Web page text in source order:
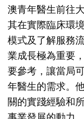
澳青年醫生前往
其在實際臨床環
模式及了解服務
業成長極為重要
要參考，讓當局
年醫生的需求。
關的實踐經驗和